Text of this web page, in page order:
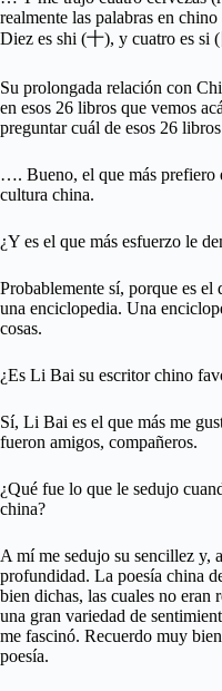
realmente las palabras en
Diez es shi (十), y cuatro es si
Su prolongada relación con
en esos 26 libros que vemos
preguntar cuál de esos 26
…. Bueno, el que más prefiero
cultura china.
¿Y es el que más esfuerzo le
Probablemente sí, porque es el
una enciclopedia. Una
cosas.
¿Es Li Bai su escritor chino
Sí, Li Bai es el que más me
fueron amigos, compañeros.
¿Qué fue lo que le sedujo
china?
A mí me sedujo su sencillez y,
profundidad. La poesía china
bien dichas, las cuales no eran
una gran variedad de
me fascinó. Recuerdo muy
poesía.